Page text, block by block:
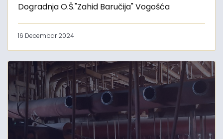
Dogradnja O.Š."Zahid Baručija" Vogošća
16 Decembar 2024